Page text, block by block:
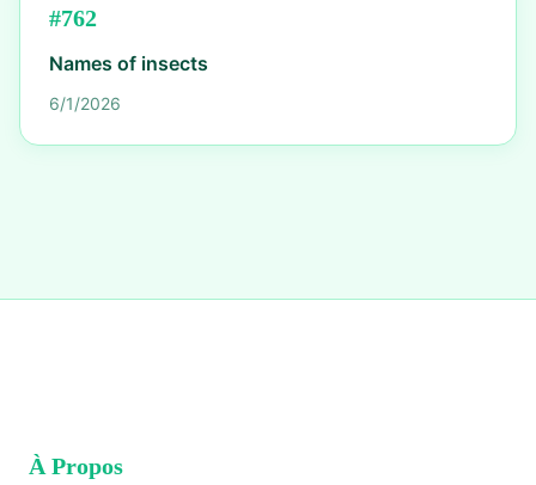
#762
Names of insects
6/1/2026
À Propos